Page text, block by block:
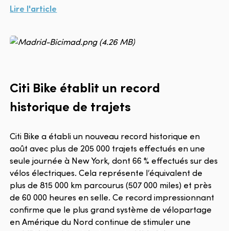
Lire l'article
Citi Bike établit un record
historique de trajets
Citi Bike a établi un nouveau record historique en
août avec plus de 205 000 trajets effectués en une
seule journée à New York, dont 66 % effectués sur des
vélos électriques. Cela représente l’équivalent de
plus de 815 000 km parcourus (507 000 miles) et près
de 60 000 heures en selle. Ce record impressionnant
confirme que le plus grand système de vélopartage
en Amérique du Nord continue de stimuler une